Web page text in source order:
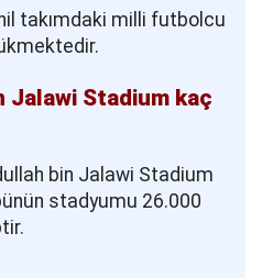
takımdaki milli futbolcu
Jalawi Stadium kaç
bin Jalawi Stadium
stadyumu 26.000